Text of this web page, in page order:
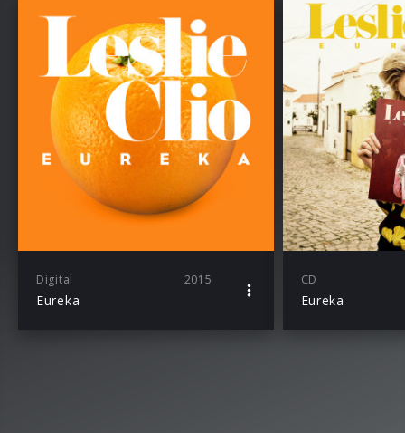
Digital 2015
Eureka
CD
Eureka